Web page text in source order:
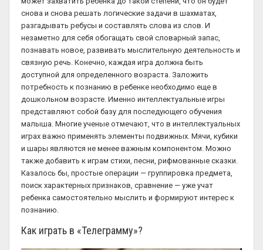
снова и снова решать логические задачи в шахматах,
разгадывать ребусы и составлять слова из слов. И
незаметно для себя обогащать свой словарный запас,
познавать новое, развивать мыслительную деятельность и
связную речь. Конечно, каждая игра должна быть
доступной для определенного возраста. Заложить
потребность к познанию в ребенке необходимо еще в
дошкольном возрасте. Именно интеллектуальные игры
представляют собой базу для последующего обучения
малыша. Многие ученые отмечают, что в интеллектуальных
играх важно применять элементы подвижных. Мячи, кубики
и шары являются не менее важным компонентом. Можно
также добавить к играм стихи, песни, рифмованные сказки.
Казалось бы, простые операции — группировка предмета,
поиск характерных признаков, сравнение — уже учат
ребенка самостоятельно мыслить и формируют интерес к
познанию.
Как играть в «Телеграмму»?